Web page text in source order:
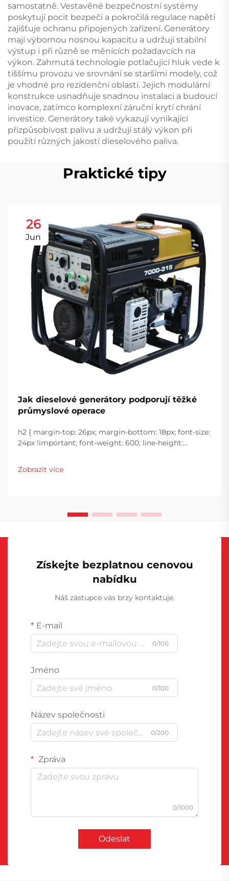
samostatně. Vestavěné bezpečnostní systémy
poskytují pocit bezpečí a pokročilá regulace napětí
zajišťuje ochranu připojených zařízení. Generátory
mají výbornou nosnou kapacitu a udržují stabilní
výstup i při různě se měnících požadavcích na
výkon. Zahrnutá technologie potlačující hluk vede k
tiššímu provozu ve srovnání se staršími modely, což
je vhodné pro rezidenční oblasti. Jejich modulární
konstrukce usnadňuje snadnou instalaci a budoucí
inovace, zatímco komplexní záruční krytí chrání
investice. Generátory také vykazují vynikající
přizpůsobivost palivu a udržují stálý výkon při
použití různých jakostí dieselového paliva.
Praktické tipy
26
Jun
Jak dieselové generátory podporují těžké
průmyslové operace
h2 { margin-top: 26px; margin-bottom: 18px; font-size:
24px !important; font-weight: 600; line-height:
font-size: 20px !important; font-weight: 600; line-
height: ...}
Zobrazit více
Získejte bezplatnou cenovou
nabídku
Náš zástupce vás brzy kontaktuje.
E-mail
0/100
Jméno
0/100
Název společnosti
0/200
Zpráva
0/1000
Odeslat